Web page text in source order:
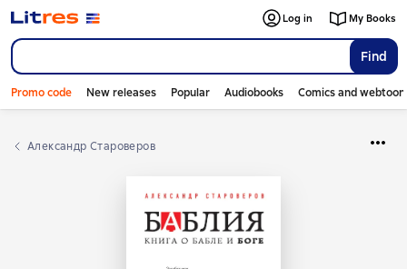
Find
Log in My Books
Promo code New releases Popular Audiobooks Comics and
Александр Староверов